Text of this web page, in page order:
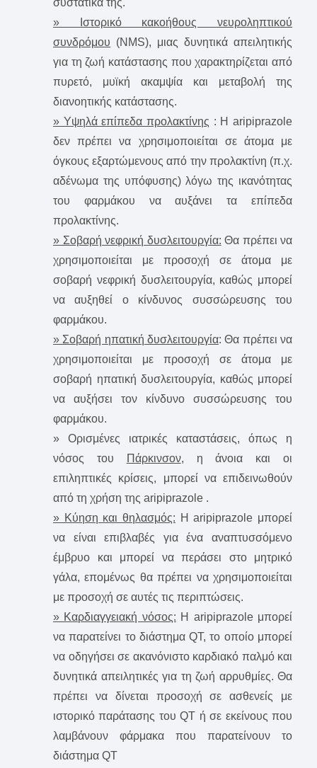
» Ιστορικό κακοήθους νευροληπτικού
συνδρόμου (NMS), μιας δυνητικά απειλητικής
για τη ζωή κατάστασης που χαρακτηρίζεται από
πυρετό, μυϊκή ακαμψία και μεταβολή της
διανοητικής κατάστασης.
» Υψηλά επίπεδα προλακτίνης : Η aripiprazole
δεν πρέπει να χρησιμοποιείται σε άτομα με
όγκους εξαρτώμενους από την προλακτίνη (π.χ.
αδένωμα της υπόφυσης) λόγω της ικανότητας
του φαρμάκου να αυξάνει τα επίπεδα
προλακτίνης.
» Σοβαρή νεφρική δυσλειτουργία: Θα πρέπει να
χρησιμοποιείται με προσοχή σε άτομα με
σοβαρή νεφρική δυσλειτουργία, καθώς μπορεί
να αυξηθεί ο κίνδυνος συσσώρευσης του
φαρμάκου.
» Σοβαρή ηπατική δυσλειτουργία: Θα πρέπει να
χρησιμοποιείται με προσοχή σε άτομα με
σοβαρή ηπατική δυσλειτουργία, καθώς μπορεί
να αυξήσει τον κίνδυνο συσσώρευσης του
φαρμάκου.
» Ορισμένες ιατρικές καταστάσεις, όπως η
νόσος του
Πάρκινσον, η άνοια και οι
επιληπτικές κρίσεις, μπορεί να επιδεινωθούν
από τη χρήση της aripiprazole .
» Κύηση και θηλασμός: Η aripiprazole μπορεί
να είναι επιβλαβές για ένα αναπτυσσόμενο
έμβρυο και μπορεί να περάσει στο μητρικό
γάλα, επομένως θα πρέπει να χρησιμοποιείται
με προσοχή σε αυτές τις περιπτώσεις.
» Καρδιαγγειακή νόσος: Η aripiprazole μπορεί
να παρατείνει το διάστημα QT, το οποίο μπορεί
να οδηγήσει σε ακανόνιστο καρδιακό παλμό και
δυνητικά απειλητικές για τη ζωή αρρυθμίες. Θα
πρέπει να δίνεται προσοχή σε ασθενείς με
ιστορικό παράτασης του QT ή σε εκείνους που
λαμβάνουν φάρμακα που παρατείνουν το
διάστημα QT